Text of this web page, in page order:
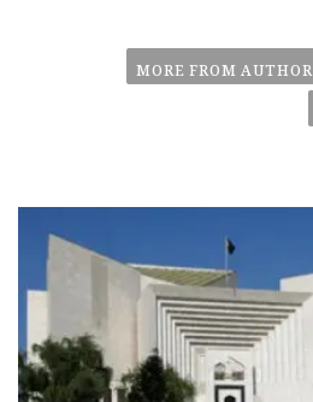
MORE FROM AUTHOR